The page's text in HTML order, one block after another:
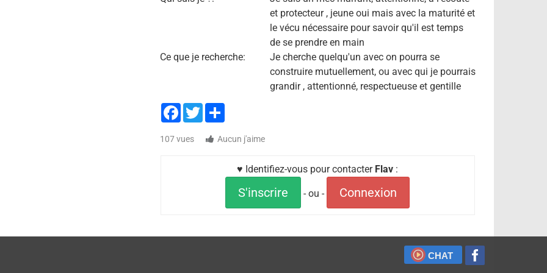
et protecteur , jeune oui mais avec la maturité et
le vécu nécessaire pour savoir qu'il est temps
de se prendre en main
Ce que je recherche:
Je cherche quelqu'un avec on pourra se
construire mutuellement, ou avec qui je pourrais
grandir , attentionné, respectueuse et gentille
Facebook
TwitterShare
107 vues Aucun j'aime
♥ Identifiez-vous pour contacter Flav :
S'inscrire - ou - Connexion
CHAT